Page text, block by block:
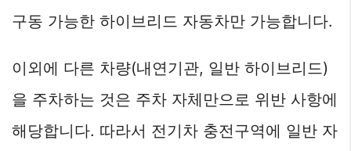
구동 가능한 하이브리드 자동차만 가능합니다.
이외에 다른 차량(내연기관, 일반 하이브리드)
을 주차하는 것은 주차 자체만으로 위반 사항에
해당합니다. 따라서 전기차 충전구역에 일반 자